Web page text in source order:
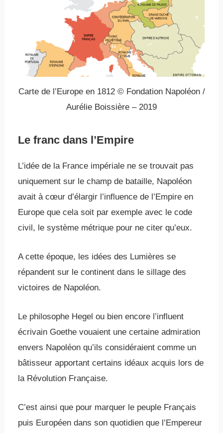
Carte de l’Europe en 1812 © Fondation Napoléon /
Aurélie Boissière – 2019
Le franc dans l’Empire
L’idée de la France impériale ne se trouvait pas
uniquement sur le champ de bataille, Napoléon
avait à cœur d’élargir l’influence de l’Empire en
Europe que cela soit par exemple avec le code
civil, le système métrique pour ne citer qu’eux.
A cette époque, les idées des Lumières se
répandent sur le continent dans le sillage des
victoires de Napoléon.
Le philosophe Hegel ou bien encore l’influent
écrivain Goethe vouaient une certaine admiration
envers Napoléon qu’ils considéraient comme un
bâtisseur apportant certains idéaux acquis lors de
la Révolution Française.
C’est ainsi que pour marquer le peuple Français
puis Européen dans son quotidien que l’Empereur